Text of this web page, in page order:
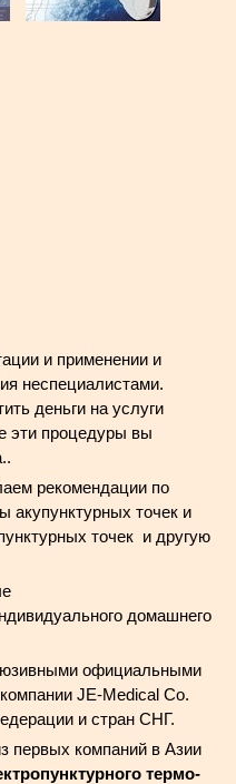
и применении и
неспециалистами.
деньги на услуги
эти процедуры вы
рекомендации по
акупунктурных точек и
точек и другую
домашнего
официальными
JE-Medical Co.
и стран СНГ.
первых компаний в Азии
термо-